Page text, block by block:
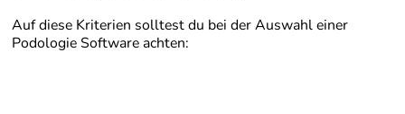
Auf diese Kriterien solltest du bei der Auswahl einer
Podologie Software achten: